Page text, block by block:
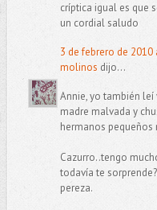
críptica igual es que
un cordial saludo
3 de febrero de 2010
molinos dijo...
Annie, yo también leí
madre malvada y
hermanos pequeños
Cazurro..tengo
todavía te
pereza.